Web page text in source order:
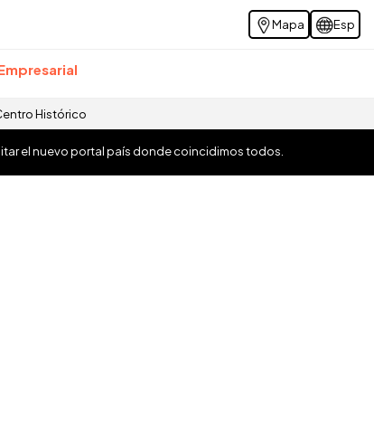
Mapa Esp
Histórico
el nuevo portal país donde coincidimos todos.